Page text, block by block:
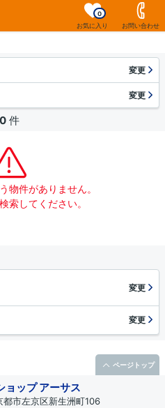
お気に入り
0
お問い合わせ
変更
変更
0 件
物件がありません。
索してください。
変更
変更
ョップ アーサス
市左京区新生洲町106
ページトップ